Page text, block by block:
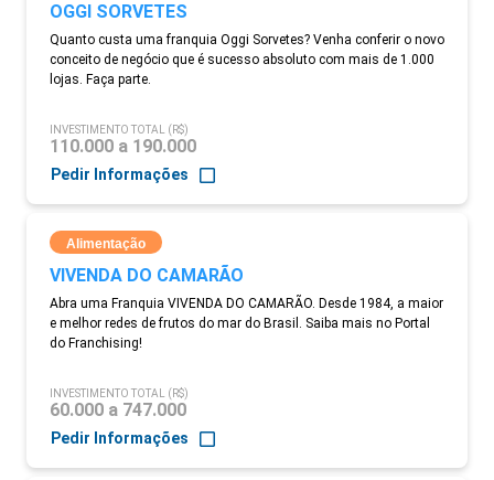
OGGI SORVETES
Quanto custa uma franquia Oggi Sorvetes? Venha conferir o novo
conceito de negócio que é sucesso absoluto com mais de 1.000
lojas. Faça parte.
INVESTIMENTO TOTAL (R$)
110.000 a 190.000
Pedir Informações
Alimentação
VIVENDA DO CAMARÃO
Abra uma Franquia VIVENDA DO CAMARÃO. Desde 1984, a maior
e melhor redes de frutos do mar do Brasil. Saiba mais no Portal
do Franchising!
INVESTIMENTO TOTAL (R$)
60.000 a 747.000
Pedir Informações